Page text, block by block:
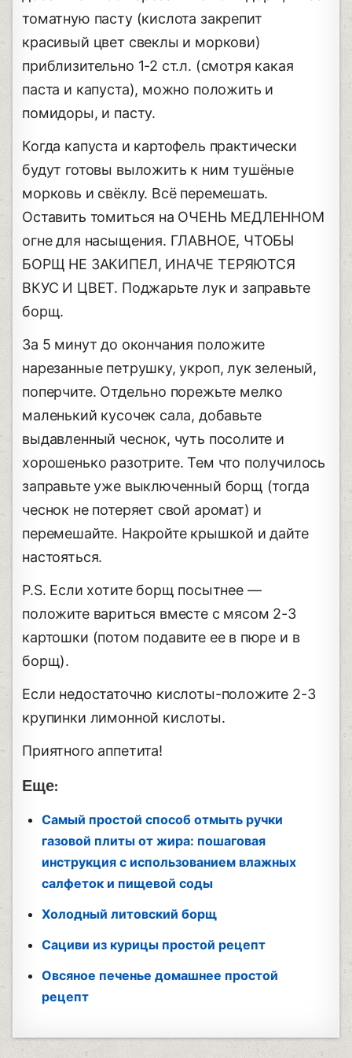
томатную пасту (кислота закрепит
красивый цвет свеклы и моркови)
приблизительно 1-2 ст.л. (смотря какая
паста и капуста), можно положить и
помидоры, и пасту.
Когда капуста и картофель практически
будут готовы выложить к ним тушёные
морковь и свёклу. Всё перемешать.
Оставить томиться на ОЧЕНЬ МЕДЛЕННОМ
огне для насыщения. ГЛАВНОЕ, ЧТОБЫ
БОРЩ НЕ ЗАКИПЕЛ, ИНАЧЕ ТЕРЯЮТСЯ
ВКУС И ЦВЕТ. Поджарьте лук и заправьте
борщ.
За 5 минут до окончания положите
нарезанные петрушку, укроп, лук зеленый,
поперчите. Отдельно порежьте мелко
маленький кусочек сала, добавьте
выдавленный чеснок, чуть посолите и
хорошенько разотрите. Тем что получилось
заправьте уже выключенный борщ (тогда
чеснок не потеряет свой аромат) и
перемешайте. Накройте крышкой и дайте
настояться.
P.S. Если хотите борщ посытнее —
положите вариться вместе с мясом 2-3
картошки (потом подавите еe в пюре и в
борщ).
Если недостаточно кислоты-положите 2-3
крупинки лимонной кислоты.
Приятного аппетита!
Еще:
Самый простой способ отмыть ручки
газовой плиты от жира: пошаговая
инструкция с использованием влажных
салфеток и пищевой соды
Холодный литовский борщ
Сациви из курицы простой рецепт
Овсяное печенье домашнее простой
рецепт